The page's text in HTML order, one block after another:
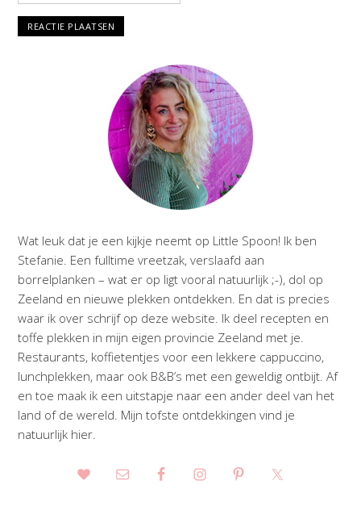
Wat leuk dat je een kijkje neemt op Little Spoon! Ik ben
Stefanie. Een fulltime vreetzak, verslaafd aan
borrelplanken – wat er op ligt vooral natuurlijk ;-), dol op
Zeeland en nieuwe plekken ontdekken. En dat is precies
waar ik over schrijf op deze website. Ik deel recepten en
toffe plekken in mijn eigen provincie Zeeland met je.
Restaurants, koffietentjes voor een lekkere cappuccino,
lunchplekken, maar ook B&B’s met een geweldig ontbijt. Af
en toe maak ik een uitstapje naar een ander deel van het
land of de wereld. Mijn tofste ontdekkingen vind je
natuurlijk hier.